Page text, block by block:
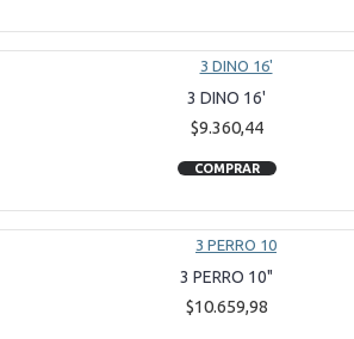
3 DINO 16'
$9.360,44
COMPRAR
3 PERRO 10"
$10.659,98